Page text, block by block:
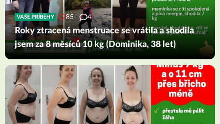
VAŠE PŘÍBĚHY 85 4
Roky ztracená menstruace se vrátila a shodila
jsem za 8 měsíců 10 kg (Dominika, 38 let)